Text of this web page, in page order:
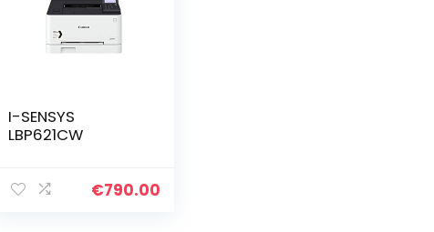
I-SENSYS
LBP621CW
€790.00